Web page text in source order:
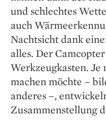
und schlechtes
auch
Nachtsicht dank
alles. Der
Werkzeugkasten.
machen möchte –
anderes –,
Zusammenstellung